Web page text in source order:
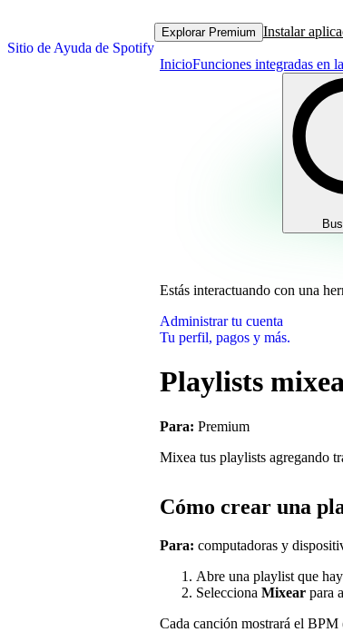
Sitio de Ayuda de Spotify
Explorar Premium Instalar
InicioFunciones integradas en
Estás interactuando con una
Administrar tu cuenta
Tu perfil, pagos y más.
Playlists
Para: Premium
Mixea tus playlists agregando
Cómo crear una
Para: computadoras y
Abre una playlist que
Selecciona Mixear para
Cada canción mostrará el